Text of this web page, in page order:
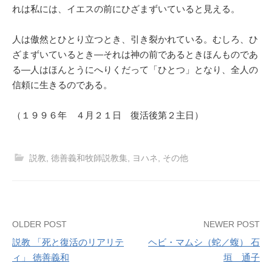
れは私には、イエスの前にひざまずいていると見える。
人は傲然とひとり立つとき、引き裂かれている。むしろ、ひ
ざまずいているとき―それは神の前であるときほんものであ
る―人はほんとうにへりくだって「ひとつ」となり、全人の
信頼に生きるのである。
（１９９６年 ４月２１日 復活後第２主日）
説教 徳善義和牧師説教集 ヨハネ その他
Post
navigation
OLDER POST
説教 「死と復活のリアリテ
ィ」 徳善義和
NEWER POST
ヘビ・マムシ（蛇／蝮） 石
垣 通子